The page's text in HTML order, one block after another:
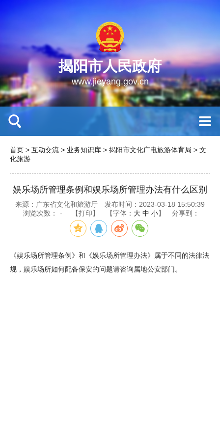
揭阳市人民政府
www.jieyang.gov.cn
首页 > 互动交流 > 业务知识库 > 揭阳市文化广电旅游体育局 > 文
化旅游
娱乐场所管理条例和娱乐场所管理办法有什么区别
来源：广东省文化和旅游厅
发布时间：2023-03-18 15:50:39
浏览次数：
- 【打印】 【字体： 大 中 小】 分享到：
《娱乐场所管理条例》和《娱乐场所管理办法》属于不同的法律法
规，娱乐场所如何配备保安的问题请咨询属地公安部门。